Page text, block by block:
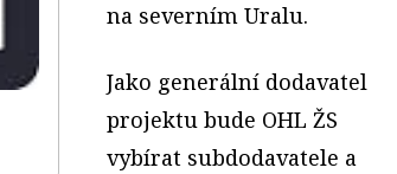
na severním Uralu.
Jako generální dodavatel
projektu bude OHL ŽS
vybírat subdodavatele a